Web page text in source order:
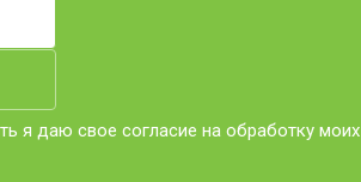
я даю свое согласие на обработку моих